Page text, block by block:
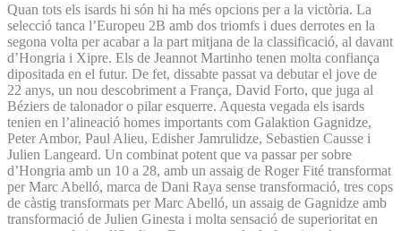
Quan tots els isards hi són hi ha més opcions per a la victòria. La
selecció tanca l’Europeu 2B amb dos triomfs i dues derrotes en la
segona volta per acabar a la part mitjana de la classificació, al davant
d’Hongria i Xipre. Els de Jeannot Martinho tenen molta confiança
dipositada en el futur. De fet, dissabte passat va debutar el jove de
22 anys, un nou descobriment a França, David Forto, que juga al
Béziers de talonador o pilar esquerre. Aquesta vegada els isards
tenien en l’alineació homes importants com Galaktion Gagnidze,
Peter Ambor, Paul Alieu, Edisher Jamrulidze, Sebastien Causse i
Julien Langeard. Un combinat potent que va passar per sobre
d’Hongria amb un 10 a 28, amb un assaig de Roger Fité transformat
per Marc Abelló, marca de Dani Raya sense transformació, tres cops
de càstig transformats per Marc Abelló, un assaig de Gagnidze amb
transformació de Julien Ginesta i molta sensació de superioritat en